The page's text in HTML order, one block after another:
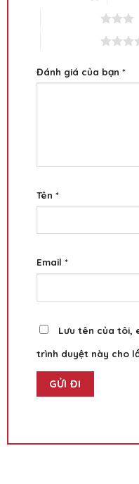
Đánh giá của bạn *
Tên *
Email *
Lưu tên của tôi,
trình duyệt này cho